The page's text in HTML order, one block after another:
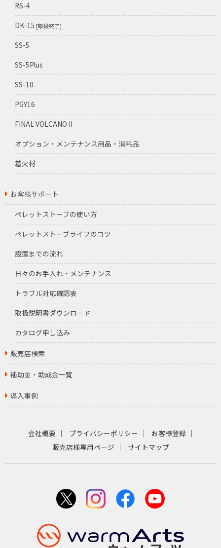
RS-4
DK-15 [取扱終了]
SS-5
SS-5Plus
SS-10
PGY16
FINAL VOLCANO II
オプション・メンテナンス用品・消耗品
着火材
お客様サポート
ペレットストーブの使い方
ペレットストーブライフのコツ
設置までの流れ
日々のお手入れ・メンテナンス
トラブル対応確認表
取扱説明書ダウンロード
カタログ申し込み
販売店検索
補助金・助成金一覧
導入事例
会社概要 プライバシーポリシー
お客様登録
販売店様専用ページ
サイトマップ